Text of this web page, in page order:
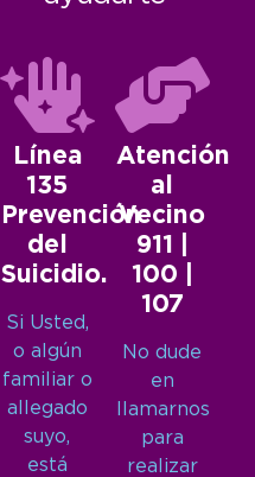
Línea
135
Prevención
del
Suicidio.
Si Usted,
o algún
familiar o
allegado
suyo,
está
Atención
al
Vecino
911 |
100 |
107
No dude
en
llamarnos
para
realizar